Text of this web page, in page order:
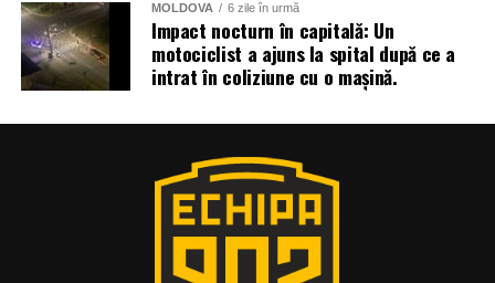
MOLDOVA 6 zile în urmă
Impact nocturn în capitală: Un
motociclist a ajuns la spital după ce a
intrat în coliziune cu o mașină.